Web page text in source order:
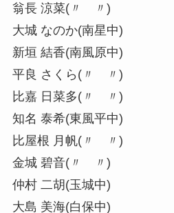
翁長 涼菜(〃 〃)
大城 なのか(南星中)
新垣 結香(南風原中)
平良 さくら(〃 〃)
比嘉 日菜多(〃 〃)
知名 泰希(東風平中)
比屋根 月帆(〃 〃)
金城 碧音(〃 〃)
仲村 二胡(玉城中)
大島 美海(白保中)